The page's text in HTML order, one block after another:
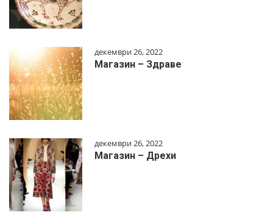
декември 26, 2022
Магазин – Здраве
декември 26, 2022
Магазин – Дрехи